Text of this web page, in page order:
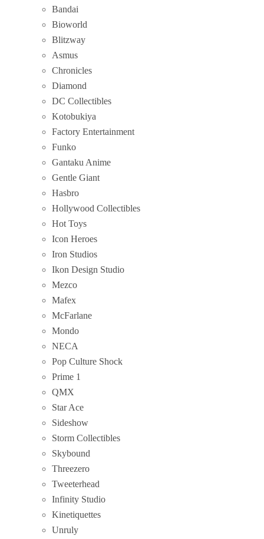
Bandai
Bioworld
Blitzway
Asmus
Chronicles
Diamond
DC Collectibles
Kotobukiya
Factory Entertainment
Funko
Gantaku Anime
Gentle Giant
Hasbro
Hollywood Collectibles
Hot Toys
Icon Heroes
Iron Studios
Ikon Design Studio
Mezco
Mafex
McFarlane
Mondo
NECA
Pop Culture Shock
Prime 1
QMX
Star Ace
Sideshow
Storm Collectibles
Skybound
Threezero
Tweeterhead
Infinity Studio
Kinetiquettes
Unruly